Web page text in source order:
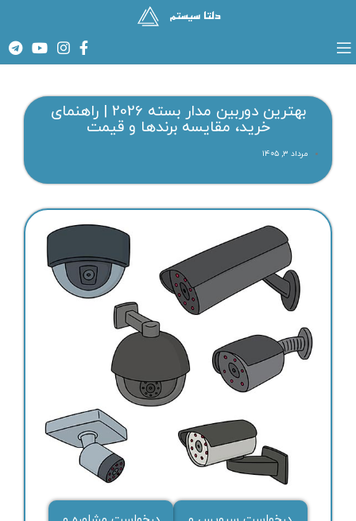
بهترین دوربین مدار بسته 2026 | راهنمای
خرید، مقایسه برندها و قیمت
مرداد ۳, ۱۴۰۵